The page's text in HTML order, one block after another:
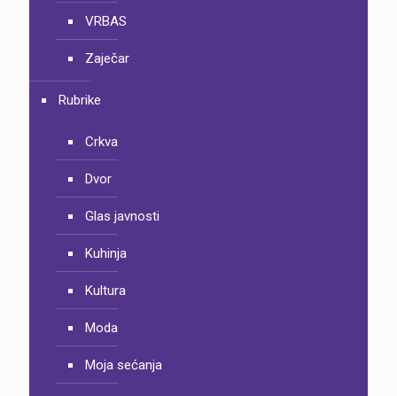
VRBAS
Zaječar
Rubrike
Crkva
Dvor
Glas javnosti
Kuhinja
Kultura
Moda
Moja sećanja